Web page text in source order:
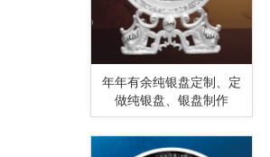
年年有余纯银盘定制、定
做纯银盘、银盘制作